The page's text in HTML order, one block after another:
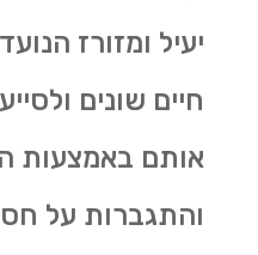
יעיל ומזורז
חיים שונים
אותם באמצעות
והתגברות על